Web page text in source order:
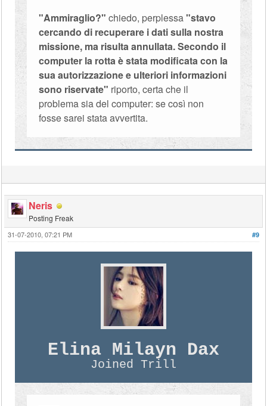
"Ammiraglio?" chiedo, perplessa"stavo
cercando di recuperare i dati sulla nostra
missione, ma risulta annullata. Secondo il
computer la rotta è stata modificata con la
sua autorizzazione e ulteriori informazioni
sono riservate" riporto, certa che il
problema sia del computer: se così non
fosse sarei stata avvertita.
Neris
Posting Freak
#9
31-07-2010, 07:21 PM
Elina Milayn Dax
Joined Trill